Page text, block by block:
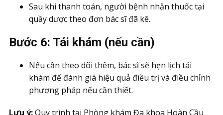
Sau khi thanh toán, người bệnh nhận thuốc tại
quầy dược theo đơn bác sĩ đã kê.
Bước 6: Tái khám (nếu cần)
Nếu cần theo dõi thêm, bác sĩ sẽ hẹn lịch tái
khám để đánh giá hiệu quả điều trị và điều chỉnh
phương pháp nếu cần thiết.
Lưu ý:Quy trình tại Phòng khám Đa khoa Hoàn Cầu